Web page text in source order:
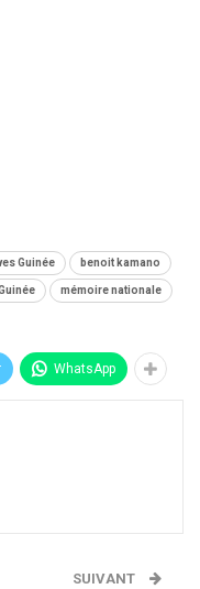
Guinée benoit kamano
mémoire nationale
WhatsApp
SUIVANT